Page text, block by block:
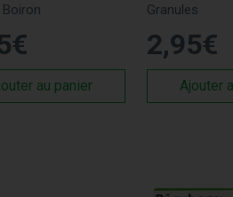
des produits adaptés à vos
antihistaminique ou un remède
nécessitant une prescription sont
de Confiance
Boiron
€
au panier
Granules
2,95€
Ajouter